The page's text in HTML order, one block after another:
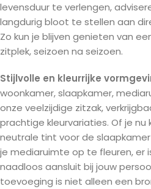
levensduur te verlengen,
langdurig bloot te stellen aan
Zo kun je blijven genieten van
zitplek, seizoen na seizoen.
Stijlvolle en kleurrijke
woonkamer, slaapkamer,
onze veelzijdige zitzak,
prachtige kleurvariaties. Of je
neutrale tint voor de
je mediaruimte op te fleuren, er
naadloos aansluit bij jouw
toevoeging is niet alleen een